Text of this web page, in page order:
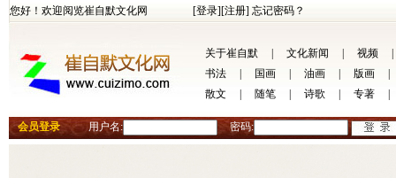
您好！欢迎阅览崔自默文化网 [登录][注册] 忘记密码？
关于崔自默 文化新闻 视频
书法
国画 油画 版画
散文
随笔 诗歌 专著
会员登录 用户名: 密码: